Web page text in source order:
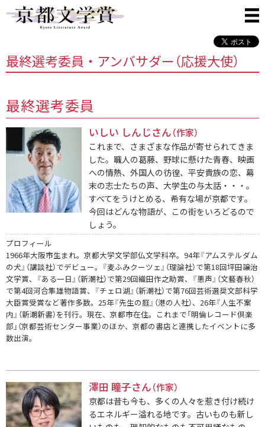
最終選考委員・アンバサダー（応援大使）
最終選考委員
いしい しんじさん（作家）
これまで、さまざまな作品が寄せられてきま
した。職人の葛藤、野球に懸けた青春、映画
への情熱、外国人の彷徨、平安貴族の恋、幕
末の志士たちの声、大学生の与太話・・・。
すべてをうけとめる、希有な場が京都です。
今回はどんな物語が、この街をいろどるので
しょう。
プロフィール
1966年大阪市生まれ。京都大学文学部仏文学科卒。94年『アムステルダム
の犬』（講談社）でデビュー。『麦ふみクーツェ』（理論社）で第18回坪田譲治
文学賞、『ある一日』（新潮社）で第29回織田作之助賞、『悪声』（文藝春秋）
で第4回河合隼雄物語賞、『チェロ湖』（新潮社）で第76回芸術選奨文部科学
大臣賞受賞など著作多数。25年『先生の庭』（港の人社）、26年『人生不案
内』（新潮新書）を刊行。現在、京都市在住。これまで「明倫レコード倶楽
部」（京都芸術センター事業）のほか、京都の書店と連携したイベントに多
数出演。
澤田 瞳子さん（作家）
京都は昔も今も、多くの人々を惹き付け続け
るエネルギー溢れる地です。古いものも新し